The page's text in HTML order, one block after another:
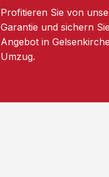
Profitieren Sie von
Garantie und sichern
Angebot in
Umzug.